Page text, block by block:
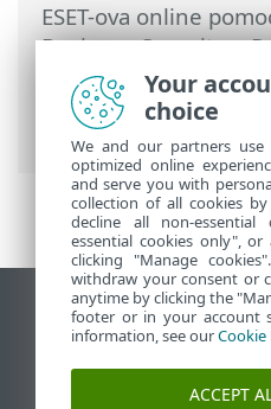
ESET-ova online
Business Security>
ESET Small Business
Podešavanje>
bankarstvo i
Prikaži stranicu za
End of Life
ESET-ova baza znanja
Your
choice
We and our partners
optimized online
and serve you with
collection of all cookies
decline all non-essential
essential cookies only",
clicking "Manage
withdraw your consent or
anytime by clicking the
footer or in your account
information, see ourCookie
ACCEPT